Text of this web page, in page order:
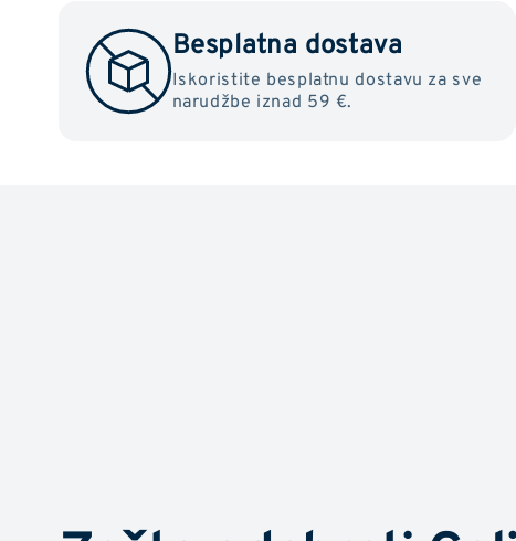
Besplatna dostava
Iskoristite besplatnu dostavu za sve
narudžbe iznad 59 €.